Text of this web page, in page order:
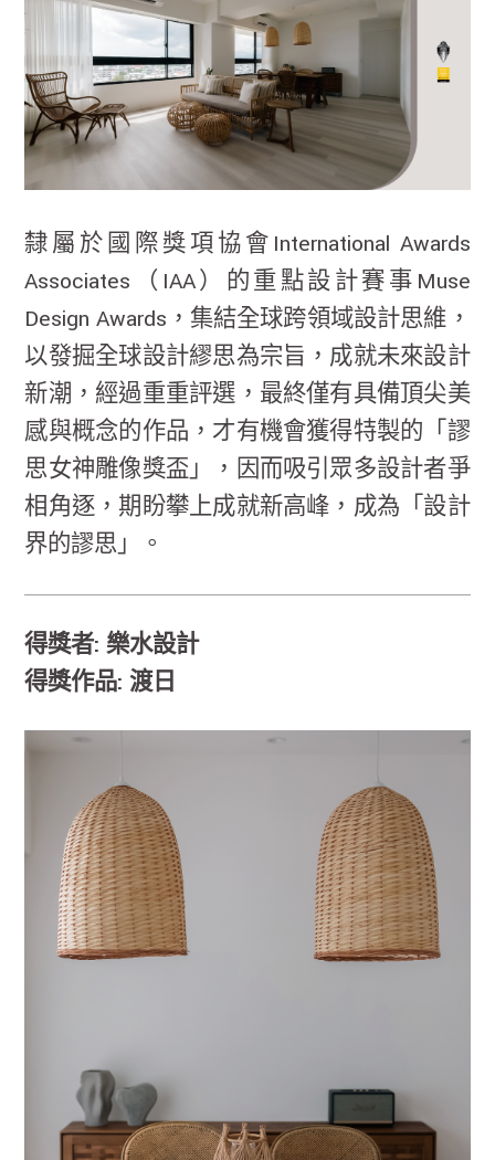
隸屬於國際獎項協會International Awards
Associates（IAA）的重點設計賽事Muse
Design Awards，集結全球跨領域設計思維，
以發掘全球設計繆思為宗旨，成就未來設計
新潮，經過重重評選，最終僅有具備頂尖美
感與概念的作品，才有機會獲得特製的「謬
思女神雕像獎盃」，因而吸引眾多設計者爭
相角逐，期盼攀上成就新高峰，成為「設計
界的謬思」。
得獎者: 樂水設計
得獎作品: 渡日